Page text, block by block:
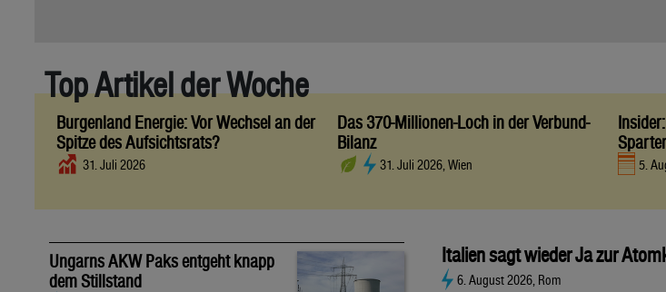
Top Artikel der Woche
Burgenland Energie: Vor Wechsel an der
Spitze des Aufsichtsrats?
31. Juli 2026
Das 370-Millionen-Loch in der Verbund-
Bilanz
31. Juli 2026, Wien 5.
Ungarns AKW Paks entgeht knapp
dem Stillstand
Italien sagt wieder Ja zur
6. August 2026, Rom